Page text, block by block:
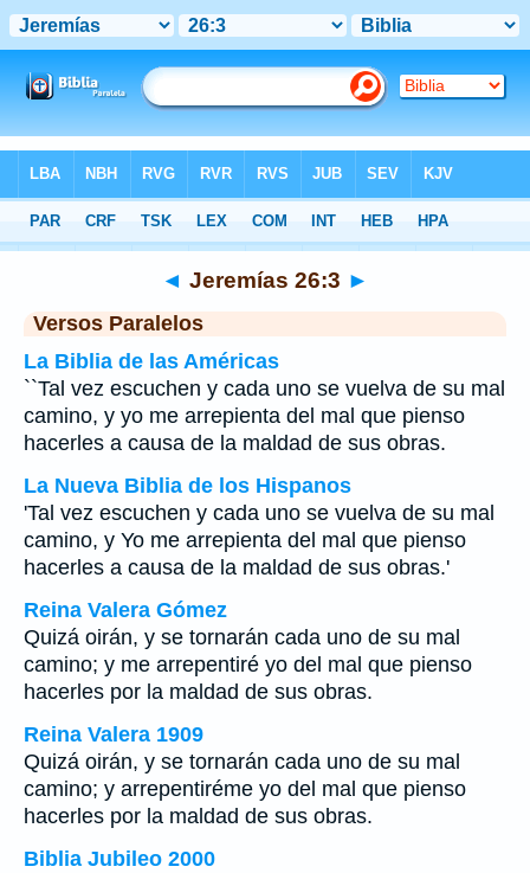
>Jeremías Capítulo 26 > Verso 3
◄ Jeremías 26:3 ►
Versos Paralelos
La Biblia de las Américas
``Tal vez escuchen y cada uno se vuelva de su mal
camino, y yo me arrepienta del mal que pienso
hacerles a causa de la maldad de sus obras.
La Nueva Biblia de los Hispanos
'Tal vez escuchen y cada uno se vuelva de su mal
camino, y Yo me arrepienta del mal que pienso
hacerles a causa de la maldad de sus obras.'
Reina Valera Gómez
Quizá oirán, y se tornarán cada uno de su mal
camino; y me arrepentiré yo del mal que pienso
hacerles por la maldad de sus obras.
Reina Valera 1909
Quizá oirán, y se tornarán cada uno de su mal
camino; y arrepentiréme yo del mal que pienso
hacerles por la maldad de sus obras.
Biblia Jubileo 2000